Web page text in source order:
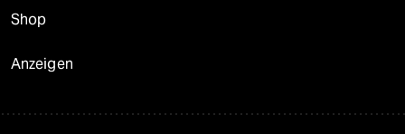
Shop
Anzeigen